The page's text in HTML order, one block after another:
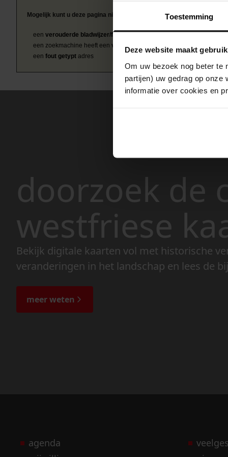
Toestemming
Deze website maakt
Om uw bezoek nog beter te
partijen) uw gedrag op
informatie over cookies en
Mogelijk kunt u deze pagina niet bezoeken door:
een verouderde bladwijzer/favoriet
een zoekmachine heeft een verouderde lijst van de website
een fout getypt adres
doorzoek de
westfriese
Bekijk digitale kaarten vol met historische
veranderingen in het landschap en lees de
meer weten
agenda